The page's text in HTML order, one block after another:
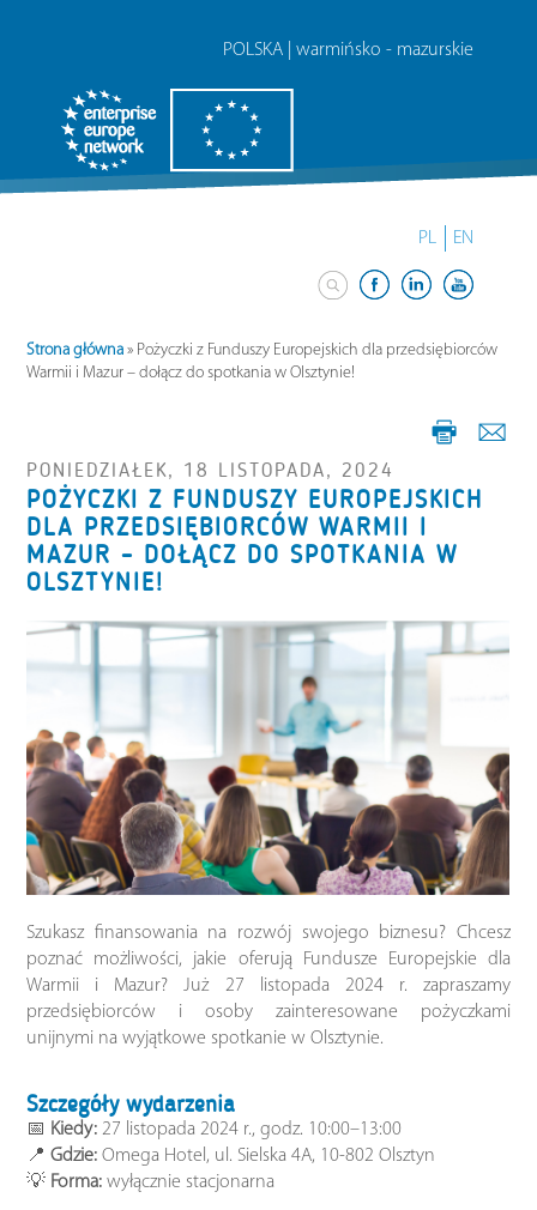
POLSKA | warmińsko - mazurskie
PL EN
Strona główna » Pożyczki z Funduszy Europejskich dla przedsiębiorców
Warmii i Mazur – dołącz do spotkania w Olsztynie!
PONIEDZIAŁEK, 18 LISTOPADA, 2024
POŻYCZKI Z FUNDUSZY EUROPEJSKICH
DLA PRZEDSIĘBIORCÓW WARMII I
MAZUR – DOŁĄCZ DO SPOTKANIA W
OLSZTYNIE!
Szukasz finansowania na rozwój swojego biznesu? Chcesz
poznać możliwości, jakie oferują Fundusze Europejskie dla
Warmii i Mazur? Już 27 listopada 2024 r. zapraszamy
przedsiębiorców i osoby zainteresowane pożyczkami
unijnymi na wyjątkowe spotkanie w Olsztynie.
Szczegóły wydarzenia
📅 Kiedy: 27 listopada 2024 r., godz. 10:00–13:00
📍Gdzie: Omega Hotel, ul. Sielska 4A, 10-802 Olsztyn
💡 Forma: wyłącznie stacjonarna